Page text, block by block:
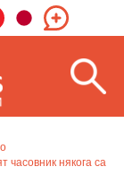
часовник някога са